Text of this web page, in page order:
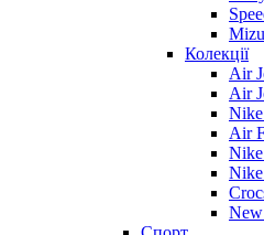
Колекції
Air
Air
Air